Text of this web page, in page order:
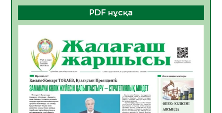
құралдарының таныстырылымы өтті
05.08.2026
17 0
Қазақстандықтардың 72,3%-ы жаңа
Құрылтай үшін дауыс беруге дайын
05.08.2026
18
ӘРБІР ДАУЫС – ҚОҒАМ ДАМУЫНА
ҚОСЫЛҒАН ҮЛЕС
05.08.2026
25
PDF нұсқа